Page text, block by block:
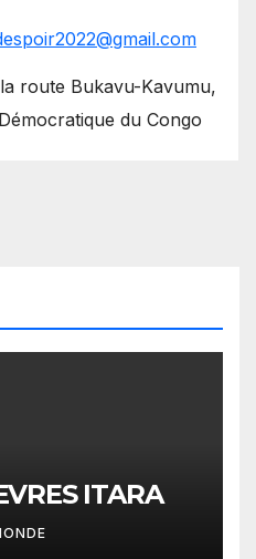
route Bukavu-Kavumu,
du Congo
ITARA